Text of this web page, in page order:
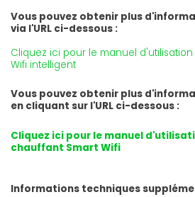
Vous pouvez obtenir plus
via l'URL ci-dessous :
Cliquez ici pour le manuel
Wifi intelligent
Vous pouvez obtenir plus
en cliquant sur l'URL ci-dessous :
Cliquez ici pour le manuel
chauffant Smart Wifi
Informations techniques